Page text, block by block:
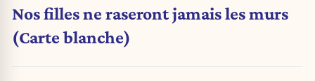
Nos filles ne raseront jamais les murs
(Carte blanche)